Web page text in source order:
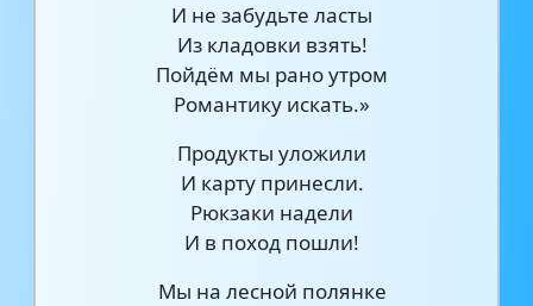
И не забудьте ласты
Из кладовки взять!
Пойдём мы рано утром
Романтику искать.»
Продукты уложили
И карту принесли.
Рюкзаки надели
И в поход пошли!
Мы на лесной полянке